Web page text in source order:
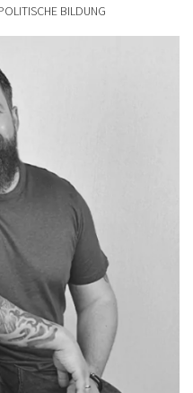
BILDUNG
kommunikation.de
21